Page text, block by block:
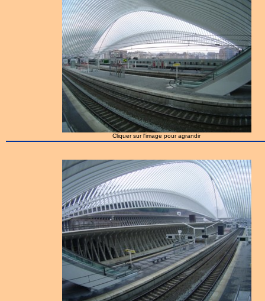
Cliquer sur l'image pour agrandir